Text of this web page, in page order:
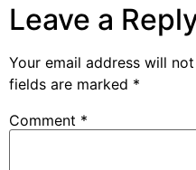
Leave a
Your email address will
fields are marked *
Comment *